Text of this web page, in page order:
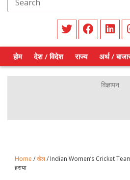
होम देश / विदेश राज्य अर्थ /
Home /खेल/ Indian Women’s Cricket
हराया